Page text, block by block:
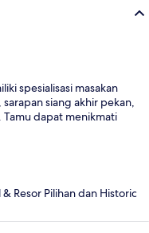
spesialisasi masakan
siang akhir pekan,
Tamu dapat menikmati
Resor Pilihan dan Historic